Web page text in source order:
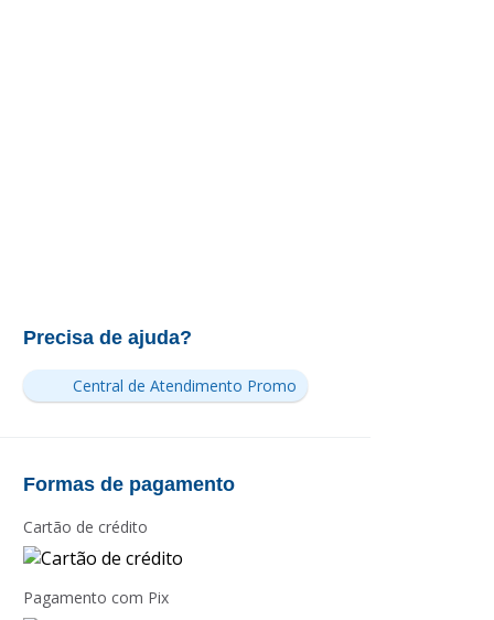
Precisa de ajuda?
Central de Atendimento Promo
Formas de pagamento
Cartão de crédito
Pagamento com Pix